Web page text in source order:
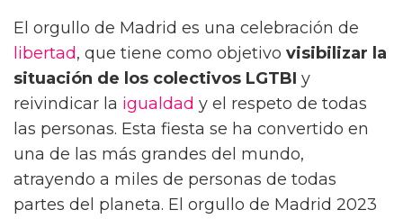
El orgullo de Madrid es una celebración de
libertad, que tiene como objetivo visibilizar la
situación de los colectivos LGTBI y
reivindicar la igualdad y el respeto de todas
las personas. Esta fiesta se ha convertido en
una de las más grandes del mundo,
atrayendo a miles de personas de todas
partes del planeta. El orgullo de Madrid 2023